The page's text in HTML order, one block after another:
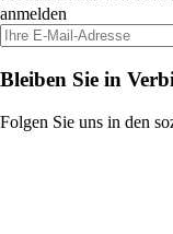
anmelden
Bleiben Sie in
Folgen Sie uns in den